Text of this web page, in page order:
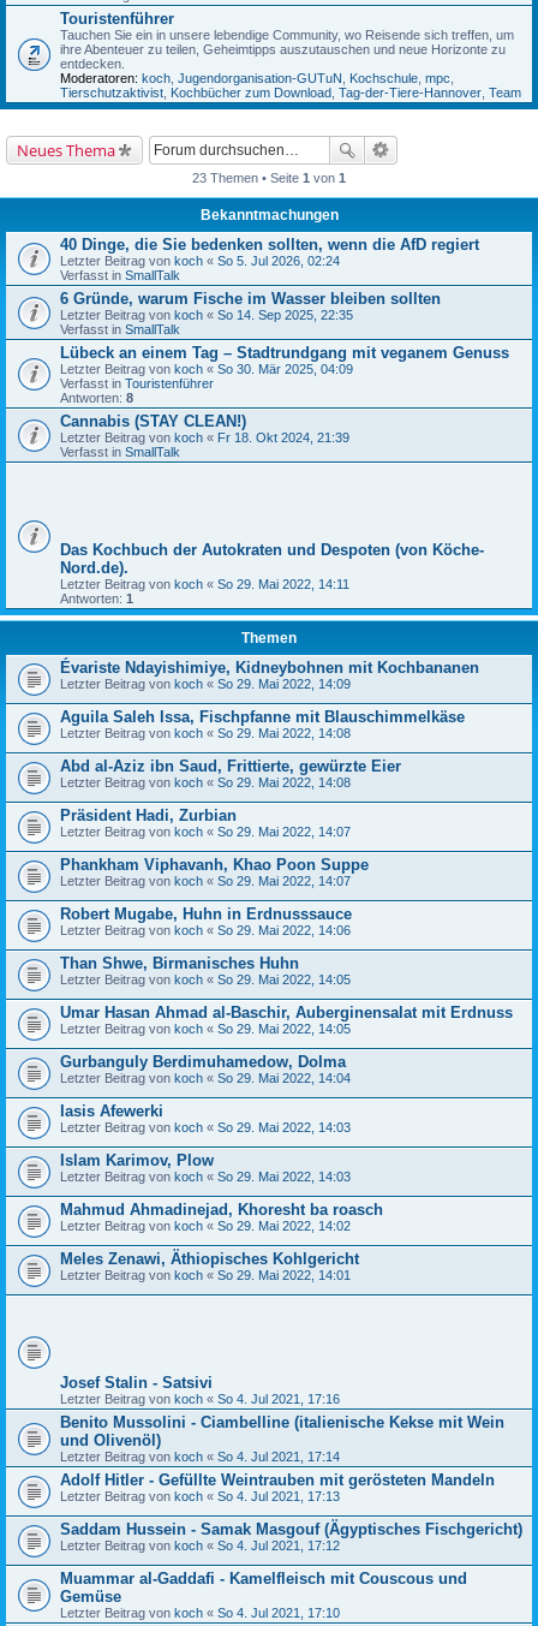
Touristenführer
Tauchen Sie ein in unsere lebendige Community, wo Reisende sich treffen, um
ihre Abenteuer zu teilen, Geheimtipps auszutauschen und neue Horizonte zu
entdecken.
Moderatoren: koch, Jugendorganisation-GUTuN, Kochschule, mpc,
Tierschutzaktivist, Kochbücher zum Download, Tag-der-Tiere-Hannover, Team
Neues Thema
23 Themen • Seite 1 von 1
Bekanntmachungen
40 Dinge, die Sie bedenken sollten, wenn die AfD regiert
Letzter Beitrag von koch « So 5. Jul 2026, 02:24
Verfasst in SmallTalk
6 Gründe, warum Fische im Wasser bleiben sollten
Letzter Beitrag von koch « So 14. Sep 2025, 22:35
Verfasst in SmallTalk
Lübeck an einem Tag – Stadtrundgang mit veganem Genuss
Letzter Beitrag von koch « So 30. Mär 2025, 04:09
Verfasst in Touristenführer
Antworten: 8
Cannabis (STAY CLEAN!)
Letzter Beitrag von koch « Fr 18. Okt 2024, 21:39
Verfasst in SmallTalk
Das Kochbuch der Autokraten und Despoten (von Köche-
Nord.de).
Letzter Beitrag von koch « So 29. Mai 2022, 14:11
Antworten: 1
Themen
Évariste Ndayishimiye, Kidneybohnen mit Kochbananen
Letzter Beitrag von koch « So 29. Mai 2022, 14:09
Aguila Saleh Issa, Fischpfanne mit Blauschimmelkäse
Letzter Beitrag von koch « So 29. Mai 2022, 14:08
Abd al-Aziz ibn Saud, Frittierte, gewürzte Eier
Letzter Beitrag von koch « So 29. Mai 2022, 14:08
Präsident Hadi, Zurbian
Letzter Beitrag von koch « So 29. Mai 2022, 14:07
Phankham Viphavanh, Khao Poon Suppe
Letzter Beitrag von koch « So 29. Mai 2022, 14:07
Robert Mugabe, Huhn in Erdnusssauce
Letzter Beitrag von koch « So 29. Mai 2022, 14:06
Than Shwe, Birmanisches Huhn
Letzter Beitrag von koch « So 29. Mai 2022, 14:05
Umar Hasan Ahmad al-Baschir, Auberginensalat mit Erdnuss
Letzter Beitrag von koch « So 29. Mai 2022, 14:05
Gurbanguly Berdimuhamedow, Dolma
Letzter Beitrag von koch « So 29. Mai 2022, 14:04
Iasis Afewerki
Letzter Beitrag von koch « So 29. Mai 2022, 14:03
Islam Karimov, Plow
Letzter Beitrag von koch « So 29. Mai 2022, 14:03
Mahmud Ahmadinejad, Khoresht ba roasch
Letzter Beitrag von koch « So 29. Mai 2022, 14:02
Meles Zenawi, Äthiopisches Kohlgericht
Letzter Beitrag von koch « So 29. Mai 2022, 14:01
Josef Stalin - Satsivi
Letzter Beitrag von koch « So 4. Jul 2021, 17:16
Benito Mussolini - Ciambelline (italienische Kekse mit Wein
und Olivenöl)
Letzter Beitrag von koch « So 4. Jul 2021, 17:14
Adolf Hitler - Gefüllte Weintrauben mit gerösteten Mandeln
Letzter Beitrag von koch « So 4. Jul 2021, 17:13
Saddam Hussein - Samak Masgouf (Ägyptisches Fischgericht)
Letzter Beitrag von koch « So 4. Jul 2021, 17:12
Muammar al-Gaddafi - Kamelfleisch mit Couscous und
Gemüse
Letzter Beitrag von koch « So 4. Jul 2021, 17:10